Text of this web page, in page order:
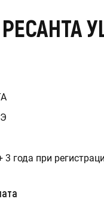
3 года при